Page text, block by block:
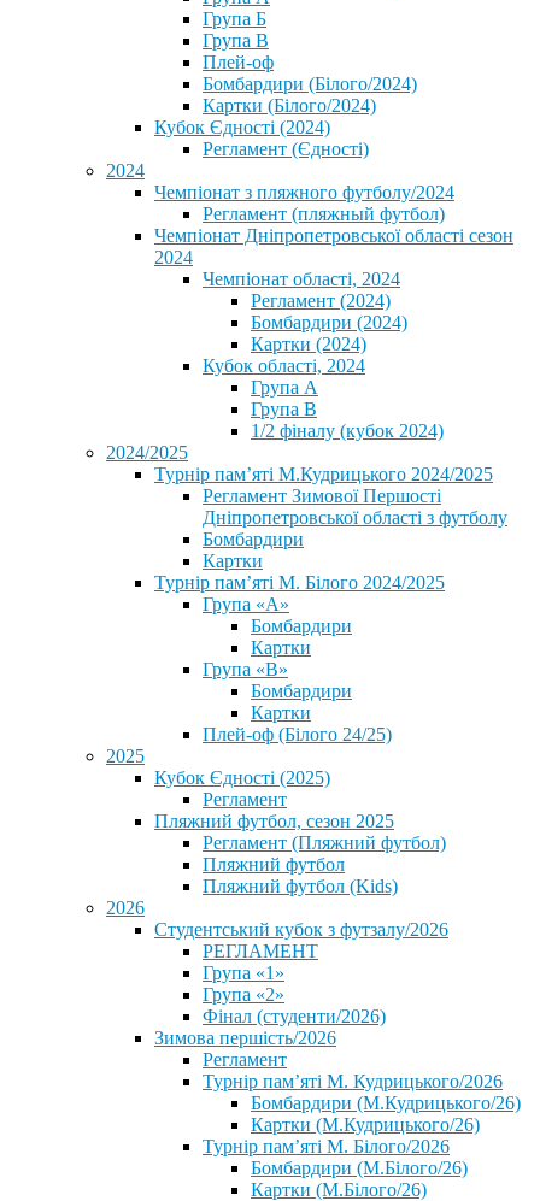
Група Б
Група В
Плей-оф
Бомбардири (Білого/2024)
Картки (Білого/2024)
Кубок Єдності (2024)
Регламент (Єдності)
2024
Чемпіонат з пляжного футболу/2024
Регламент (пляжный футбол)
Чемпіонат Дніпропетровської області сезон
2024
Чемпіонат області, 2024
Регламент (2024)
Бомбардири (2024)
Картки (2024)
Кубок області, 2024
Група А
Група В
1/2 фіналу (кубок 2024)
2024/2025
Турнір пам’яті М.Кудрицького 2024/2025
Регламент Зимової Першості
Дніпропетровської області з футболу
Бомбардири
Картки
Турнір пам’яті М. Білого 2024/2025
Група «А»
Бомбардири
Картки
Група «В»
Бомбардири
Картки
Плей-оф (Білого 24/25)
2025
Кубок Єдності (2025)
Регламент
Пляжний футбол, сезон 2025
Регламент (Пляжний футбол)
Пляжний футбол
Пляжний футбол (Kids)
2026
Студентський кубок з футзалу/2026
РЕГЛАМЕНТ
Група «1»
Група «2»
Фінал (студенти/2026)
⁨Зимова першість/2026⁩
Регламент
Турнір пам’яті М. Кудрицького/2026
Бомбардири (М.Кудрицького/26)
Картки (М.Кудрицького/26)
Турнір пам’яті М. Білого/2026
Бомбардири (М.Білого/26)
Картки (М.Білого/26)